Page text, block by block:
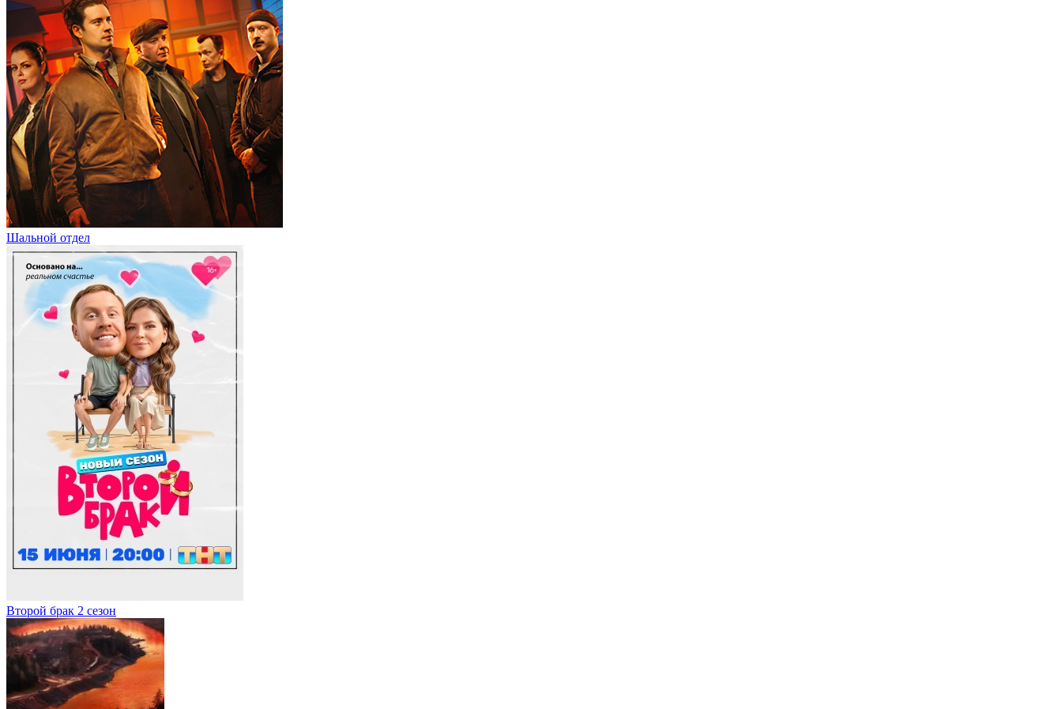
Шальной отдел
Второй брак 2 сезон